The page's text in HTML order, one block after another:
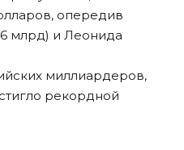
опередив
млрд) и Леонида
миллиардеров,
рекордной